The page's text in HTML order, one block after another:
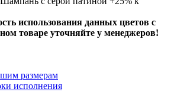
использования данных цветов с
товаре уточняйте у менеджеров!
размерам
исполнения